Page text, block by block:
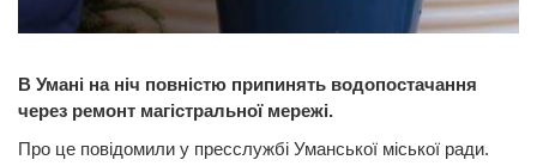
В Умані на ніч повністю припинять водопостачання
через ремонт магістральної мережі.
Про це повідомили у пресслужбі Уманської міської ради.